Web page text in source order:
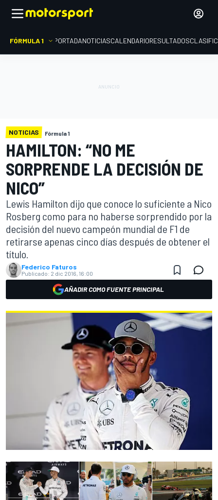
FÓRMULA 1 PORTADANOTICIASCALENDARIORESULTADOS
NOTICIAS Fórmula 1
HAMILTON: “NO ME
SORPRENDE LA DECISIÓN DE
NICO”
Lewis Hamilton dijo que conoce lo suficiente a Nico
Rosberg como para no haberse sorprendido por la
decisión del nuevo campeón mundial de F1 de
retirarse apenas cinco días después de obtener el
título.
Federico Faturos
Publicado: 2 dic 2016, 16:00
AÑADIR COMO FUENTE PRINCIPAL